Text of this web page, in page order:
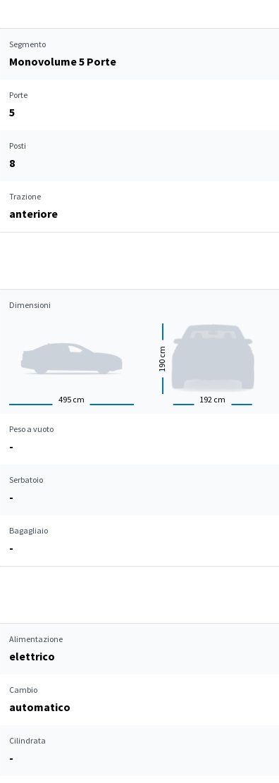
Segmento
Monovolume 5 Porte
Porte
5
Posti
8
Trazione
anteriore
Dimensioni
495 cm 192 cm
190
cm
Peso a vuoto
-
Serbatoio
-
Bagagliaio
-
Alimentazione
elettrico
Cambio
automatico
Cilindrata
-